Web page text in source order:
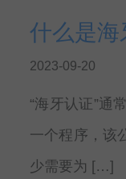
什么是海
2023-09-20
“海牙认证”通
一个程序，该
少需要为 […]